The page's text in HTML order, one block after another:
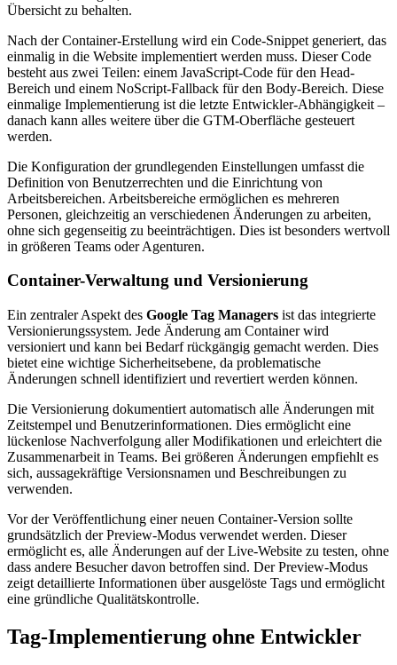
Übersicht zu behalten.
Nach der Container-Erstellung wird ein Code-Snippet generiert, das
einmalig in die Website implementiert werden muss. Dieser Code
besteht aus zwei Teilen: einem JavaScript-Code für den Head-
Bereich und einem NoScript-Fallback für den Body-Bereich. Diese
einmalige Implementierung ist die letzte Entwickler-Abhängigkeit –
danach kann alles weitere über die GTM-Oberfläche gesteuert
werden.
Die Konfiguration der grundlegenden Einstellungen umfasst die
Definition von Benutzerrechten und die Einrichtung von
Arbeitsbereichen. Arbeitsbereiche ermöglichen es mehreren
Personen, gleichzeitig an verschiedenen Änderungen zu arbeiten,
ohne sich gegenseitig zu beeinträchtigen. Dies ist besonders wertvoll
in größeren Teams oder Agenturen.
Container-Verwaltung und Versionierung
Ein zentraler Aspekt des Google Tag Managers ist das integrierte
Versionierungssystem. Jede Änderung am Container wird
versioniert und kann bei Bedarf rückgängig gemacht werden. Dies
bietet eine wichtige Sicherheitsebene, da problematische
Änderungen schnell identifiziert und revertiert werden können.
Die Versionierung dokumentiert automatisch alle Änderungen mit
Zeitstempel und Benutzerinformationen. Dies ermöglicht eine
lückenlose Nachverfolgung aller Modifikationen und erleichtert die
Zusammenarbeit in Teams. Bei größeren Änderungen empfiehlt es
sich, aussagekräftige Versionsnamen und Beschreibungen zu
verwenden.
Vor der Veröffentlichung einer neuen Container-Version sollte
grundsätzlich der Preview-Modus verwendet werden. Dieser
ermöglicht es, alle Änderungen auf der Live-Website zu testen, ohne
dass andere Besucher davon betroffen sind. Der Preview-Modus
zeigt detaillierte Informationen über ausgelöste Tags und ermöglicht
eine gründliche Qualitätskontrolle.
Tag-Implementierung ohne Entwickler